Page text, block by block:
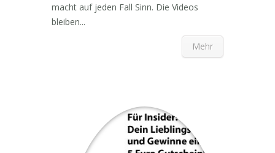
macht auf jeden Fall Sinn. Die Videos
bleiben...
Mehr